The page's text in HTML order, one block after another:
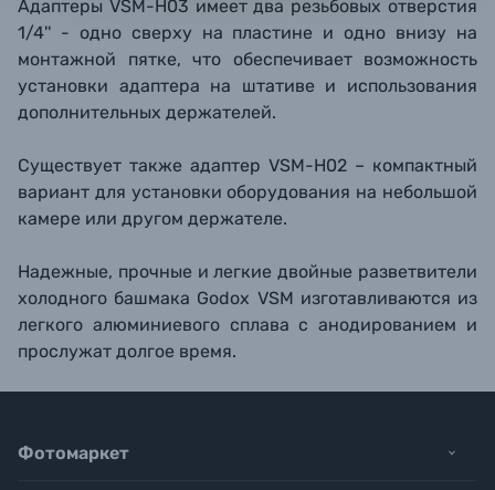
Адаптеры VSM-H03 имеет два резьбовых отверстия
1/4'' - одно сверху на пластине и одно внизу на
монтажной пятке, что обеспечивает возможность
установки адаптера на штативе и использования
дополнительных держателей.
Существует также адаптер VSM-H02 – компактный
вариант для установки оборудования на небольшой
камере или другом держателе.
Надежные, прочные и легкие двойные разветвители
холодного башмака Godox VSM изготавливаются из
легкого алюминиевого сплава с анодированием и
прослужат долгое время.
Фотомаркет